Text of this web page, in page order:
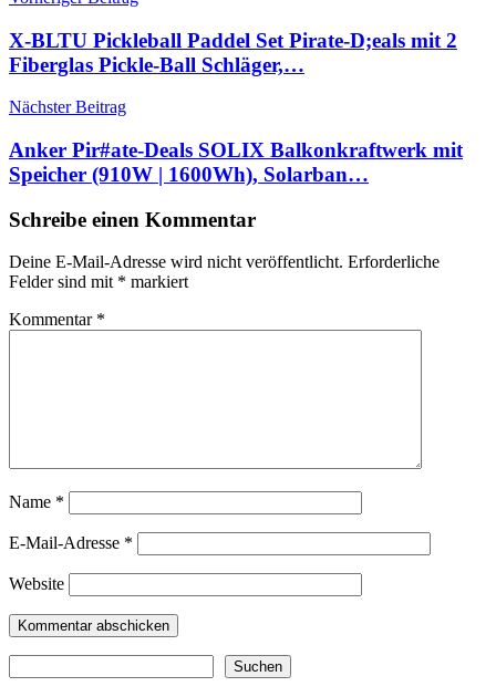
X-BLTU Pickleball Paddel Set Pirate-D;eals mit 2
Fiberglas Pickle-Ball Schläger,…
Nächster Beitrag
Anker Pir#ate-Deals SOLIX Balkonkraftwerk mit
Speicher (910W | 1600Wh), Solarban…
Schreibe einen Kommentar
Deine E-Mail-Adresse wird nicht veröffentlicht. Erforderliche
Felder sind mit * markiert
Kommentar *
Name *
E-Mail-Adresse *
Website
Suchen